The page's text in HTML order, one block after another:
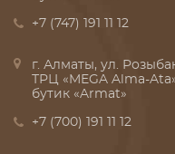
+7 (747) 191 11 12
г. Алматы, ул.
ТРЦ «MEGA Alma-
бутик «Armat»
+7 (700) 191 11 12